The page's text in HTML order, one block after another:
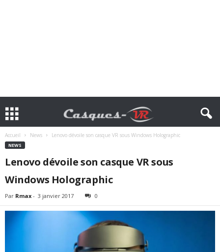
Accueil News Lenovo dévoile son casque VR sous Windows Holographic
NEWS
Lenovo dévoile son casque VR sous
Windows Holographic
Par Rmax - 3 janvier 2017 0